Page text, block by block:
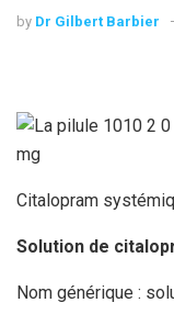
by Dr Gilbert Barbier
Citalopram
Solution de
Nom générique :